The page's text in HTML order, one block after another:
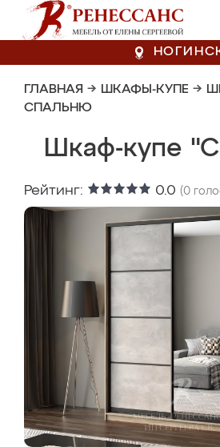
ГЛАВНАЯ → ШКАФЫ-КУПЕ →
СПАЛЬНЮ
Шкаф-купе
Рейтинг: 0.0 (0